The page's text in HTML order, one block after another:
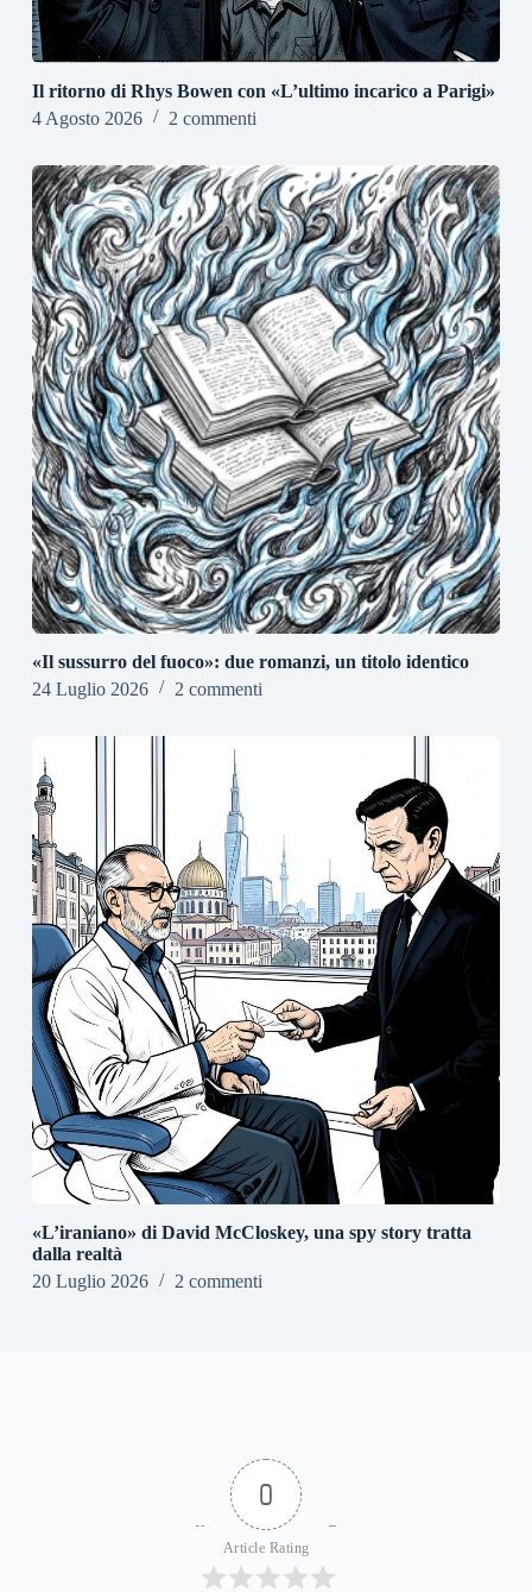
Il ritorno di Rhys Bowen con «L’ultimo incarico a Parigi»
4 Agosto 2026
2 commenti
«Il sussurro del fuoco»: due romanzi, un titolo identico
24 Luglio 2026
2 commenti
«L’iraniano» di David McCloskey, una spy story tratta
dalla realtà
20 Luglio 2026
2 commenti
0
Article Rating